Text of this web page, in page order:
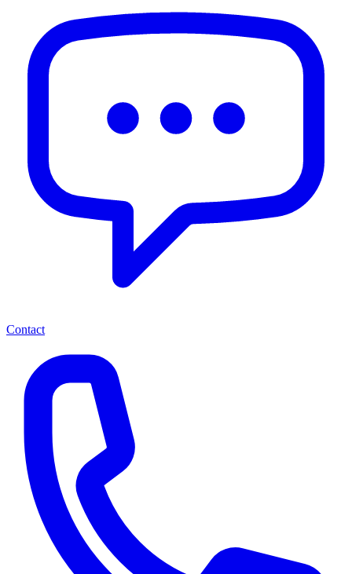
Contact